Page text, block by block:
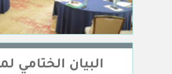
البيان الختامي